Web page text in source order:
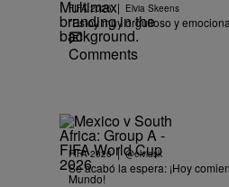
FIFA 2026 | Elvia Skeens
“Estoy muy orgulloso y
Comments
FIFA 2026 | @elviask
Se acabó la espera: ¡Hoy
Mundo!